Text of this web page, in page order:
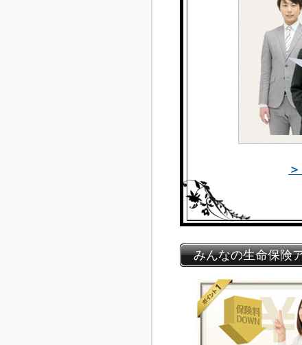
みんなの生命保険